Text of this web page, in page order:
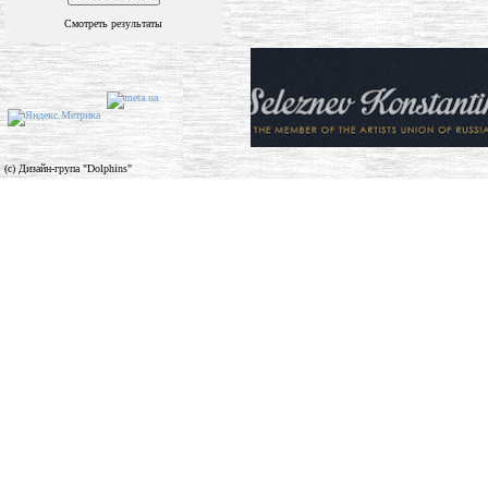
Смотреть результаты
(c) Дизайн-група "Dolphins"